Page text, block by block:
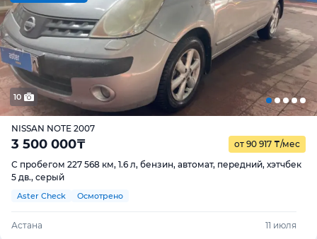
10
NISSAN NOTE 2007
3 500 000₸ от 90 917 ₸/мес
С пробегом 227 568 км, 1.6 л, бензин, автомат, передний, хэтчбек
5 дв., серый
Aster Check Осмотрено
Астана 11 июля